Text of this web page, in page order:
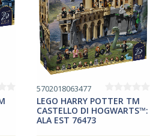
5702018063477
LEGO HARRY POTTER TM
CASTELLO DI HOGWARTS™:
ALA EST 76473